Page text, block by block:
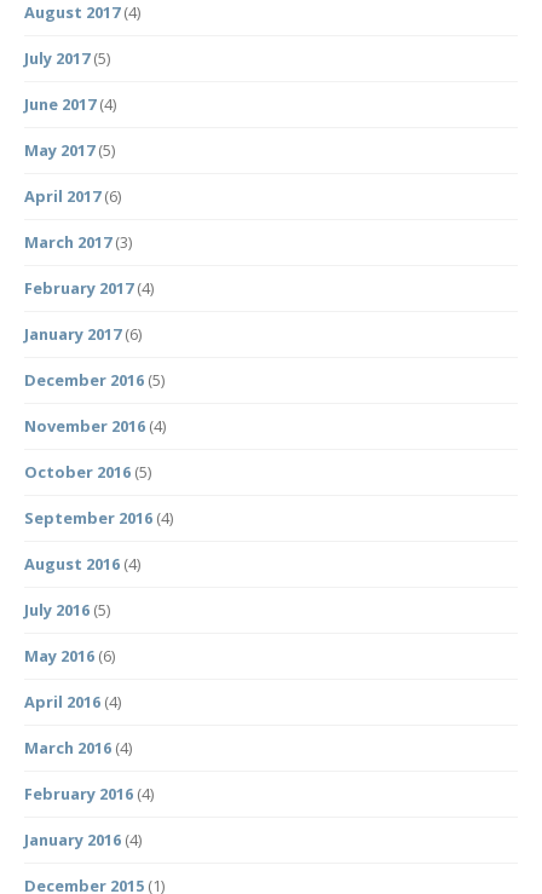
August 2017(4)
July 2017(5)
June 2017(4)
May 2017(5)
April 2017(6)
March 2017(3)
February 2017(4)
January 2017(6)
December 2016 (5)
November 2016 (4)
October 2016 (5)
September 2016 (4)
August 2016 (4)
July 2016 (5)
May 2016 (6)
April 2016 (4)
March 2016 (4)
February 2016 (4)
January 2016 (4)
December 2015 (1)